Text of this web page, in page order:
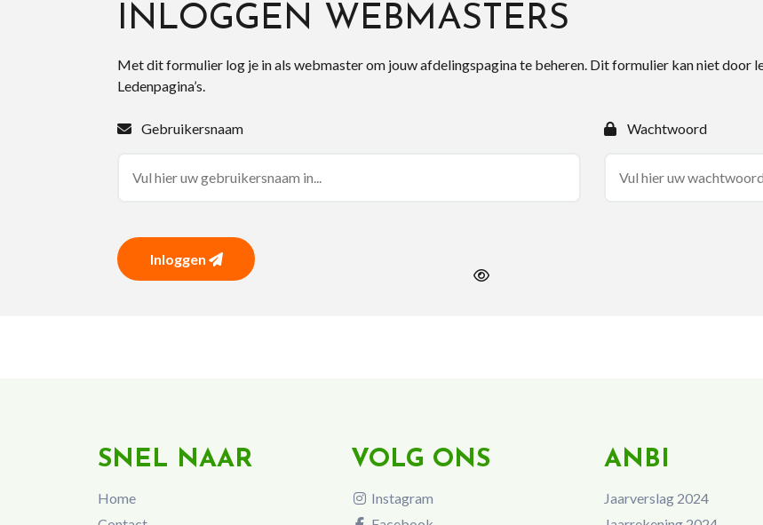
INLOGGEN WEBMASTERS
Met dit formulier log je in als webmaster om jouw afdelingspagina te beheren. Dit formulier kan niet door
Ledenpagina’s.
Gebruikersnaam Wachtwoord
Inloggen
SNEL NAAR
Home
VOLG ONS
Instagram
ANBI
Jaarverslag 2024